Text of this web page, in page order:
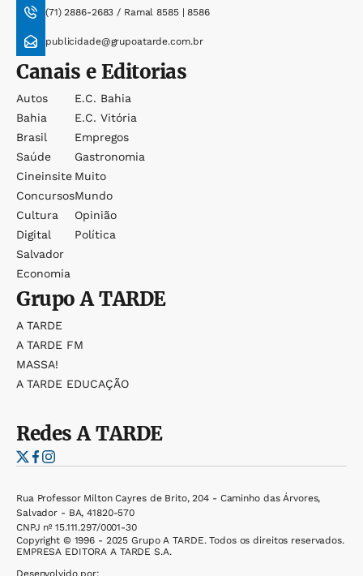
(71) 2886-2683 / Ramal 8585 | 8586
publicidade@grupoatarde.com.br
Canais e Editorias
Autos
Bahia
Brasil
Saúde
Cineinsite
Concursos
Cultura
Digital
Salvador
Economia
E.c. Bahia
E.c. Vitória
Empregos
Gastronomia
Muito
Mundo
Opinião
Política
GrupoA TARDE
A TARDE
A TARDE FM
MASSA!
A TARDE EDUCAÇÃO
RedesA TARDE
Rua Professor Milton Cayres de Brito, 204 - Caminho das Árvores,
Salvador - BA, 41820-570
CNPJ nº 15.111.297/0001-30
Copyright © 1996 - 2025 Grupo A TARDE. Todos os direitos reservados.
EMPRESA EDITORA A TARDE S.A.
Desenvolvido por: